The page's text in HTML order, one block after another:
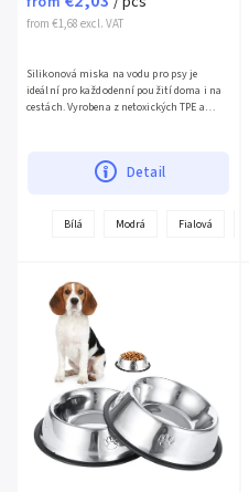
from €1,68 excl. VAT
Detail
Silikonová miska na vodu pro psy je
ideální pro každodenní použití doma i na
cestách. Vyrobena z netoxických TPE a
Bílá Modrá Fialová